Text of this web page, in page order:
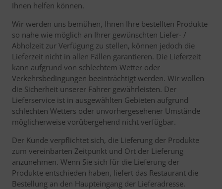
Ihnen helfen können.
Wir werden uns bemühen, Ihnen Ihre bestellten Produkte
so nahe wie möglich an Ihrer gewünschten Liefer- /
Abholzeit zur Verfügung zu stellen, können jedoch die
Lieferzeit nicht in allen Fällen garantieren. Die Lieferzeit
kann aufgrund von schlechtem Wetter oder
Verkehrsbedingungen beeinträchtigt werden. Wir wollen
die Sicherheit unserer Fahrer gewährleisten. Der
Lieferservice ist in ausgewählten Gebieten aufgrund
schlechten Wetters oder unvorhergesehener Umstände
möglicherweise vorübergehend nicht verfügbar.
Der Kunde verpflichtet sich, die Lieferung der Produkte
zum vereinbarten Zeitpunkt und Ort der Lieferung
anzunehmen. Wenn Sie sich für die Lieferung der
Produkte entschieden haben, liefert das Restaurant die
Bestellung an den Haupteingang der Lieferadresse.